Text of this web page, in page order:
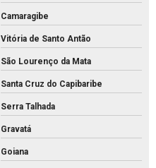
Camaragibe
Vitória de Santo Antão
São Lourenço da Mata
Santa Cruz do Capibaribe
Serra Talhada
Gravatá
Goiana